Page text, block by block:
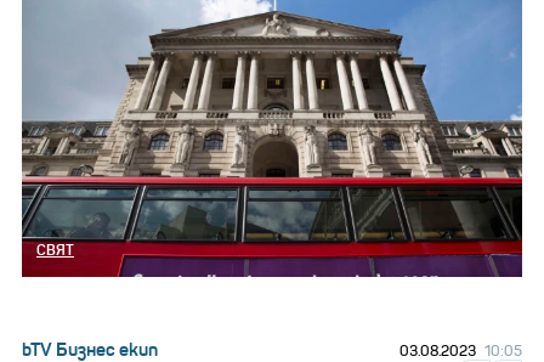
СВЯТ
bTV Бизнес екип 03.08.2023 10:05